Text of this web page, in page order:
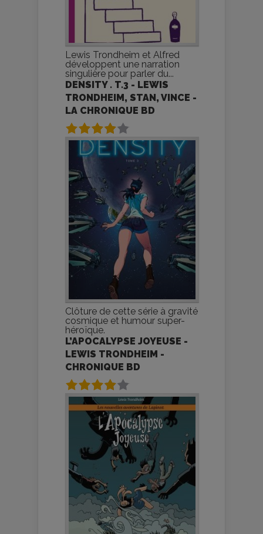
Lewis Trondheim et Alfred
développent une narration
singulière pour parler du...
DENSITY . T.3 - LEWIS
TRONDHEIM, STAN, VINCE -
LA CHRONIQUE BD
Clôture de cette série à gravité
cosmique et humour super-
héroïque.
L’APOCALYPSE JOYEUSE -
LEWIS TRONDHEIM -
CHRONIQUE BD